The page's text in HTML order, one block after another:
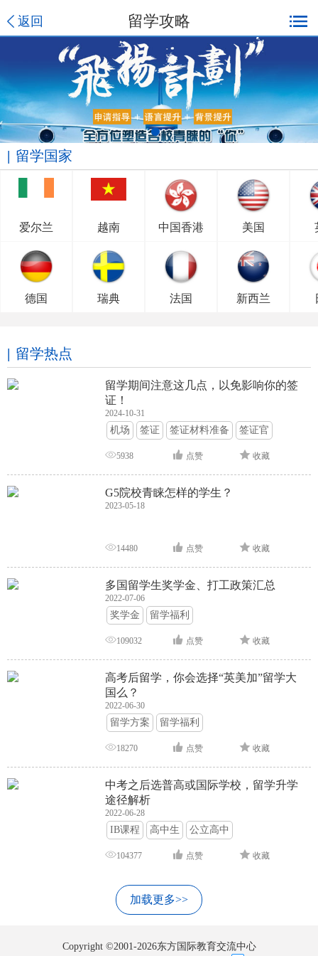
返回 留学攻略
留学国家
爱尔兰 越南 中国香港 美国
德国 瑞典 法国 新西兰
留学热点
留学期间注意这几点，以免影响你的签
证！
2024-10-31
机场 签证 签证材料准备 签证官
签证面试 签证申请攻略
5938 点赞 收藏
G5院校青睐怎样的学生？
2023-05-18
14480 点赞 收藏
多国留学生奖学金、打工政策汇总
2022-07-06
奖学金 留学福利
109032 点赞 收藏
高考后留学，你会选择“英美加”留学大
国么？
2022-06-30
留学方案 留学福利
18270 点赞 收藏
中考之后选普高或国际学校，留学升学
途径解析
2022-06-28
IB课程 高中生 公立高中
104377 点赞 收藏
加载更多>>
Copyright ©2001-2026东方国际教育交流中心